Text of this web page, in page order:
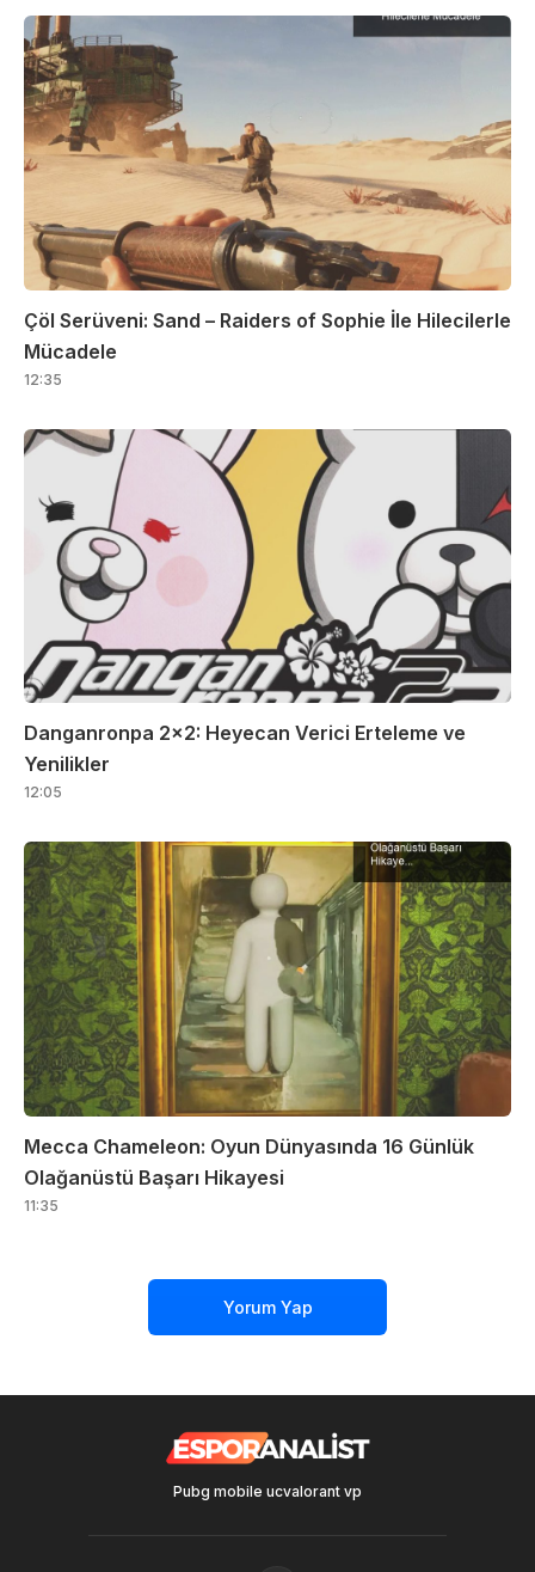
Çöl Serüveni: Sand – Raiders of Sophie İle Hilecilerle
Mücadele
12:35
Danganronpa 2×2: Heyecan Verici Erteleme ve
Yenilikler
12:05
Mecca Chameleon: Oyun Dünyasında 16 Günlük
Olağanüstü Başarı Hikayesi
11:35
Yorum Yap
Pubg mobile ucvalorant vp